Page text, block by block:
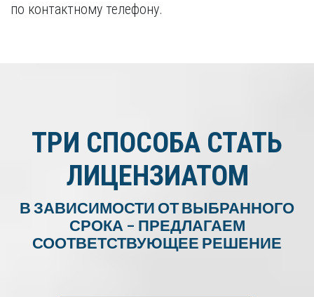
по контактному телефону.
ТРИ СПОСОБА СТАТЬ
ЛИЦЕНЗИАТОМ
В ЗАВИСИМОСТИ ОТ ВЫБРАННОГО
СРОКА – ПРЕДЛАГАЕМ
СООТВЕТСТВУЮЩЕЕ РЕШЕНИЕ